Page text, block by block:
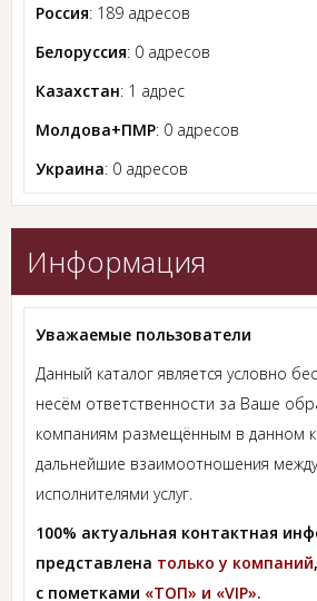
Россия: 189 адресов
Белоруссия: 0 адресов
Казахстан: 1 адрес
Молдова+ПМР: 0 адресов
Украина: 0 адресов
Информация
Уважаемые пользователи
Данный каталог является условно
несём ответственности за Ваше
компаниям размещённым в данном
дальнейшие взаимоотношения
исполнителями услуг.
100% актуальная контактная
представлена только у компаний
с пометками «ТОП» и «VIP».